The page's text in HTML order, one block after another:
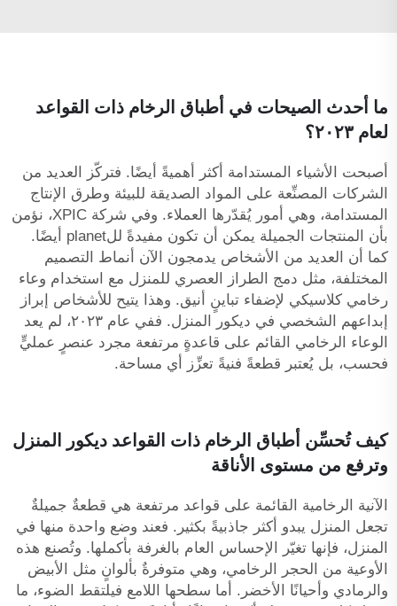
ما أحدث الصيحات في أطباق الرخام ذات القواعد
لعام ٢٠٢٣؟
أصبحت الأشياء المستدامة أكثر أهميةً أيضًا. فتركّز العديد من
الشركات المصنِّعة على المواد الصديقة للبيئة وطرق الإنتاج
المستدامة، وهي أمور يُقدّرها العملاء. وفي شركة XPIC، نؤمن
بأن المنتجات الجميلة يمكن أن تكون مفيدةً للplanet أيضًا.
كما أن العديد من الأشخاص يدمجون الآن أنماط التصميم
المختلفة، مثل دمج الطراز العصري للمنزل مع استخدام وعاء
رخامي كلاسيكي لإضفاء تباينٍ أنيق. وهذا يتيح للأشخاص إبراز
إبداعهم الشخصي في ديكور المنزل. ففي عام ٢٠٢٣، لم يعد
الوعاء الرخامي القائم على قاعدةٍ مرتفعة مجرد عنصرٍ عمليٍّ
فحسب، بل يُعتبر قطعةً فنيةً تعزِّز أي مساحة.
كيف تُحسِّن أطباق الرخام ذات القواعد ديكور المنزل
وترفع من مستوى الأناقة
الآنية الرخامية القائمة على قواعد مرتفعة هي قطعةٌ جميلةٌ
تجعل المنزل يبدو أكثر جاذبيةً بكثير. فعند وضع واحدة منها في
المنزل، فإنها تغيّر الإحساس العام بالغرفة بأكملها. وتُصنع هذه
الأوعية من الحجر الرخامي، وهي متوفرةٌ بألوانٍ مثل الأبيض
والرمادي وأحيانًا الأخضر. أما سطحها اللامع فيلتقط الضوء، ما